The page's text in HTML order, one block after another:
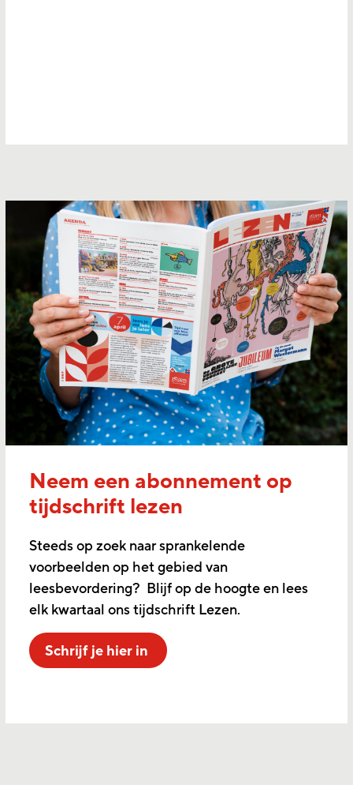
Neem een abonnement op
tijdschrift lezen
Steeds op zoek naar sprankelende
voorbeelden op het gebied van
leesbevordering? Blijf op de hoogte en lees
elk kwartaal ons tijdschrift Lezen.
Schrijf je hier in